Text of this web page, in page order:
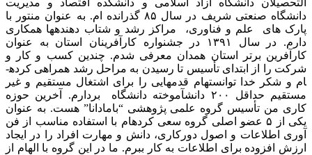
دانشگاه صنعتی شریف در سال ۸۵ گذرانده ام. به عنوان منتور با
پارک های علم و فناوری، مراکز رشد و شتاب دهنده­ها همکاری
دارم. در سال ۱۳۹۱ در جشنواره کارآفرینان استان به عنوان
کارآفرین برتر استان همدان معرفی شدم. چندین کسب و کار و
شرکت را از ابتدای تأسیس تا رسیدن به مراحل رشد همراهی کرده­
ام و شکر خدا توانسته­ام قدم­هایی را برای اشتغال مستقیم و غیر
مستقیم حداقل ۲۰۰ دانش­آموخته دانشگاه بردارم. آخرین حوزه
کاری من تأسیس گروه علمی پژوهشی “بامادانا” هست. به عنوان
یکی از ۵ عضو اصلی گروه سعی کرده­ام با استفاده مناسب از فن
آوری اطلاعات و اصول دورکاری، دانش و مهارت افراد را در ایجاد
ارزش افزوده برای اطلاعات به کار ببرم. ما در این گروه با الهام از